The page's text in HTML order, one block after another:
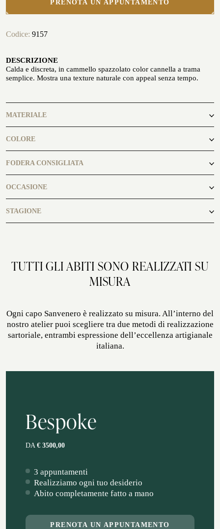
In riva al mare
CERIMONIA
LA STORIA
ATELIER MILANO SFORZA
ATELIER SAVONA
PRENOTA UN APPUNTAMENTO
Codice: 9157
DESCRIZIONE
Calda e discreta, in cammello spazzolato color cannella a trama
semplice. Mostra una texture naturale con appeal senza tempo.
MATERIALE
100% Cammello
COLORE
cannella
FODERA CONSIGLIATA
Camel8134
OCCASIONE
casual
STAGIONE
TUTTI GLI ABITI SONO REALIZZATI SU
MISURA
Ogni capo Sanvenero è realizzato su misura. All’interno del
nostro atelier puoi scegliere tra due metodi di realizzazione
sartoriale, entrambi espressione dell’eccellenza artigianale
italiana.
Bespoke
DA € 3500,00
3 appuntamenti
Realizziamo ogni tuo desiderio
Abito completamente fatto a mano
PRENOTA UN APPUNTAMENTO